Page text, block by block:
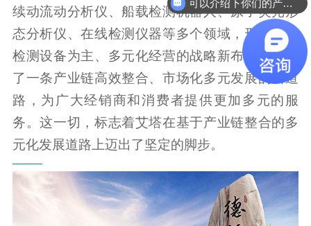
续动流动分析仪、船载检测机器人、原子荧光形
态分析仪、在线检测仪器等多个领域，形成了以
检测设备为主、多元化经营的战略新布局，走出
了一条产业链高效整合、市场化多元发展的新道
路，为广大经销商和消费者提供更加多元的服
务。这一切，标志着艾塔在基于产业链整合的多
元化发展道路上迈出了坚定的脚步。
可以介绍下你们的产品么